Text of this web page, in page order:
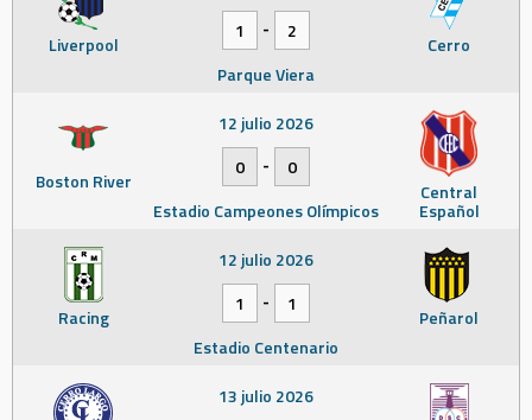
Liverpool Cerro
1
-
2
Parque Viera
Boston River Central
Español
12 julio 2026
0
-
0
Estadio Campeones Olímpicos
Racing Peñarol
12 julio 2026
1
-
1
Estadio Centenario
13 julio 2026